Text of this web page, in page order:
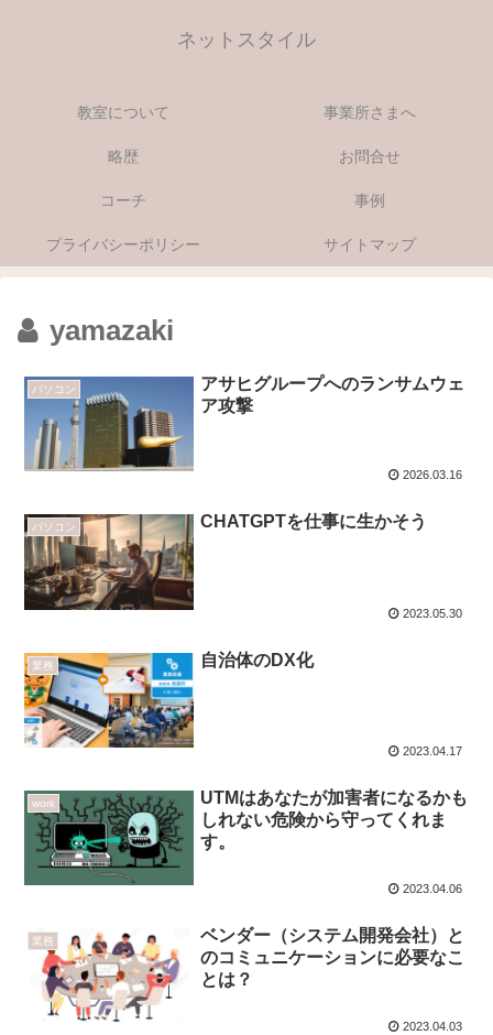
ネットスタイル
教室について 事業所さまへ
略歴 お問合せ
コーチ 事例
プライバシーポリシー サイトマップ
yamazaki
パソコン
アサヒグループへのランサムウェ
ア攻撃
2026.03.16
パソコン CHATGPTを仕事に生かそう
2023.05.30
業務 自治体のDX化
2023.04.17
work
UTMはあなたが加害者になるかも
しれない危険から守ってくれま
す。
2023.04.06
業務
ベンダー（システム開発会社）と
のコミュニケーションに必要なこ
とは？
2023.04.03